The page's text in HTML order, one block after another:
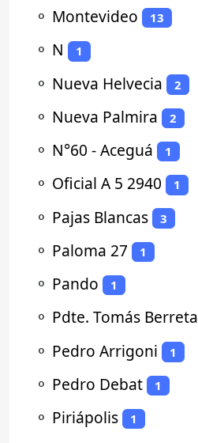
⚬ Montevideo 13
⚬ N 1
⚬ Nueva Helvecia 2
⚬ Nueva Palmira 2
⚬ N°60 - Aceguá 1
⚬ Oficial A 5 2940 1
⚬ Pajas Blancas 3
⚬ Paloma 27 1
⚬ Pando 1
⚬ Pdte. Tomás Berreta
⚬ Pedro Arrigoni 1
⚬ Pedro Debat 1
⚬ Piriápolis 1